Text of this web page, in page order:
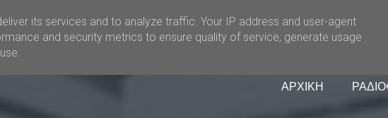
ΑΡΧΙΚΗ
its services and to analyze traffic. Your IP address and user-agent
and security metrics to ensure quality of service, generate usage